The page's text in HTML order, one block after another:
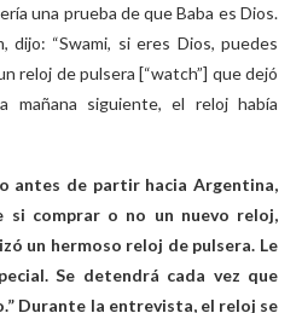
una prueba de que Baba es Dios.
dijo: “Swami, si eres Dios, puedes
reloj de pulsera [“watch”] que dejó
mañana siguiente, el reloj había
antes de partir hacia Argentina,
si comprar o no un nuevo reloj,
un hermoso reloj de pulsera. Le
Se detendrá cada vez que
Durante la entrevista, el reloj se